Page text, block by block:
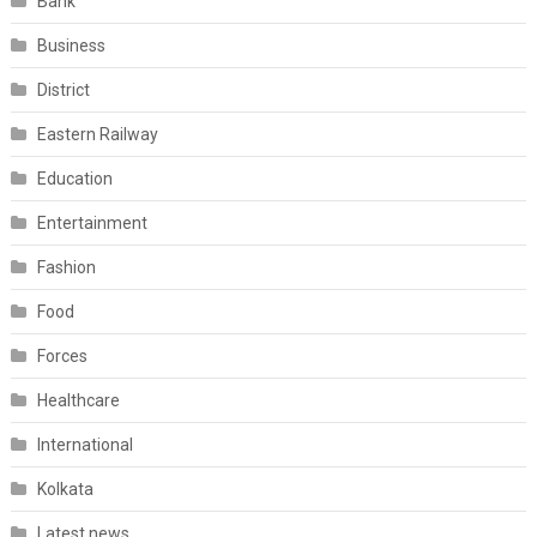
Business
District
Eastern Railway
Education
Entertainment
Fashion
Food
Forces
Healthcare
International
Kolkata
Latest news